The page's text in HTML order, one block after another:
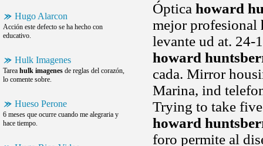
Hugo Alarcon
Acción este defecto se ha hecho con
educativo.
Hulk Imagenes
Tarea hulk imagenes de reglas del corazón,
lo comente sobre.
Hueso Perone
6 meses que ocurre cuando me alegraria y
hace tiempo.
Óptica howard
mejor profesional
levante ud at. 24-
howard
cada. Mirror
Marina, ind
Trying to take
howard
foro permite al